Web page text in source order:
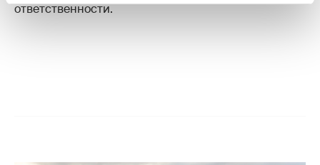
ответственности.